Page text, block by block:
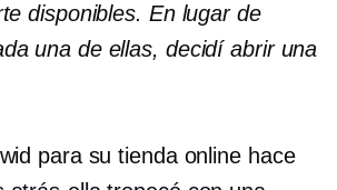
disponibles. En lugar de
una de ellas, decidí abrir una
para su tienda online hace